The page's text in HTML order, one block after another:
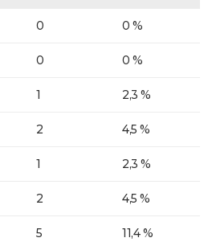
0 0 %
0 0 %
1 2,3 %
2 4,5 %
1 2,3 %
2 4,5 %
5 11,4 %